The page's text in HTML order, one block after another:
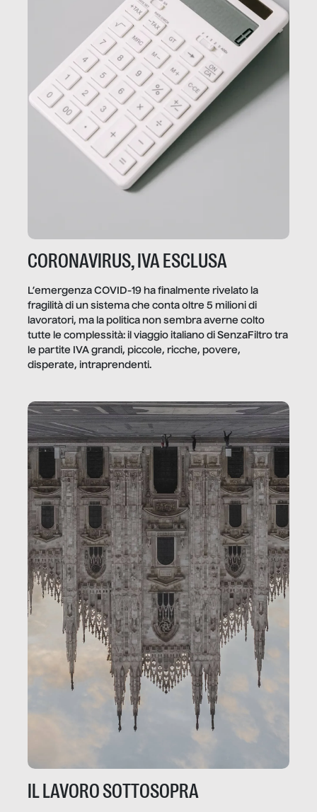
CORONAVIRUS, IVA ESCLUSA
L’emergenza COVID-19 ha finalmente rivelato la
fragilità di un sistema che conta oltre 5 milioni di
lavoratori, ma la politica non sembra averne colto
tutte le complessità: il viaggio italiano di SenzaFiltro tra
le partite IVA grandi, piccole, ricche, povere,
disperate, intraprendenti.
IL LAVORO SOTTOSOPRA